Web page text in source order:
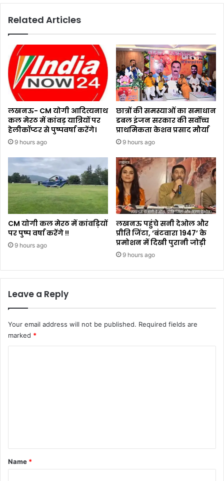
Related Articles
लखनऊ- CM योगी आदित्यनाथ
कल मेरठ में कांवड़ यात्रियों पर
हेलीकॉप्टर से पुष्पवर्षा करेंगे।
9 hours ago
छात्रों की समस्याओं का समाधान
डबल इंजन सरकार की सर्वोच्च
प्राथमिकता केशव प्रसाद मौर्या
9 hours ago
CM योगी कल मेरठ में कांवड़ियों
पर पुष्प वर्षा करेंगे !!
9 hours ago
लखनऊ पहुंचे सनी देओल और
प्रीति जिंटा, ‘बंटवारा 1947’ के
प्रमोशन में दिखी पुरानी जोड़ी
9 hours ago
Leave a Reply
Your email address will not be published. Required fields are
marked *
*
Name *